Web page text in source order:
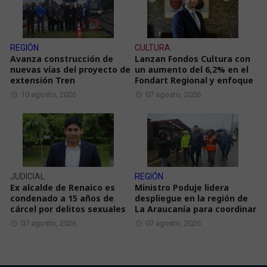
REGIÓN
Avanza construcción de
nuevas vías del proyecto de
extensión Tren
10 agosto, 2026
CULTURA
Lanzan Fondos Cultura con
un aumento del 6,2% en el
Fondart Regional y enfoque
07 agosto, 2026
JUDICIAL
Ex alcalde de Renaico es
condenado a 15 años de
cárcel por delitos sexuales
07 agosto, 2026
REGIÓN
Ministro Poduje lidera
despliegue en la región de
La Araucanía para coordinar
07 agosto, 2026